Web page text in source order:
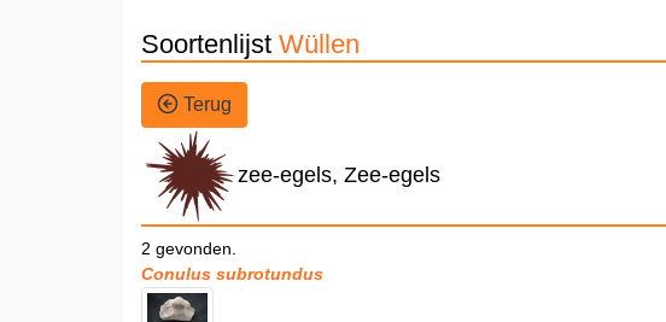
Soortenlijst Wüllen
Terug
zee-egels, Zee-egels
2 gevonden.
Conulus subrotundus